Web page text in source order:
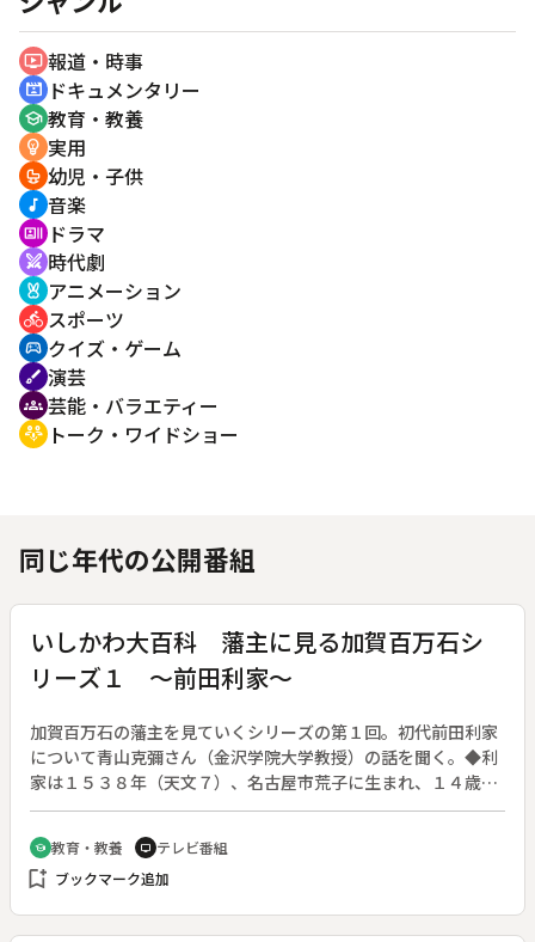
ondemand_video 報道・時事
cinematic_blur ドキュメンタリー
school 教育・教養
emoji_objects 実用
crib 幼児・子供
music_note 音楽
recent_actors ドラマ
swords 時代劇
cruelty_free アニメーション
directions_bike スポーツ
sports_esports クイズ・ゲーム
brush 演芸
groups 芸能・バラエティー
adaptive_audio_mic トーク・ワイドショー
同じ年代の公開番組
いしかわ大百科 藩主に見る加賀百万石シ
リーズ１ ～前田利家～
加賀百万石の藩主を見ていくシリーズの第１回。初代前田利家
について青山克彌さん（金沢学院大学教授）の話を聞く。◆利
家は１５３８年（天文７）、名古屋市荒子に生まれ、１４歳で
織田信長に仕えた。天下一の槍とたたえられ、柴田勝家の与力
として活躍し、本能寺の変後、金沢城に入った。律儀で誠実、
そして常に未来（子ども）のことを考えて国を治めた、人間と
して美しい人、という。◆金沢市の味噌蔵町小学校は、利家の
school 教育・教養 tv テレビ番組
bookmark_add ブックマーク追加